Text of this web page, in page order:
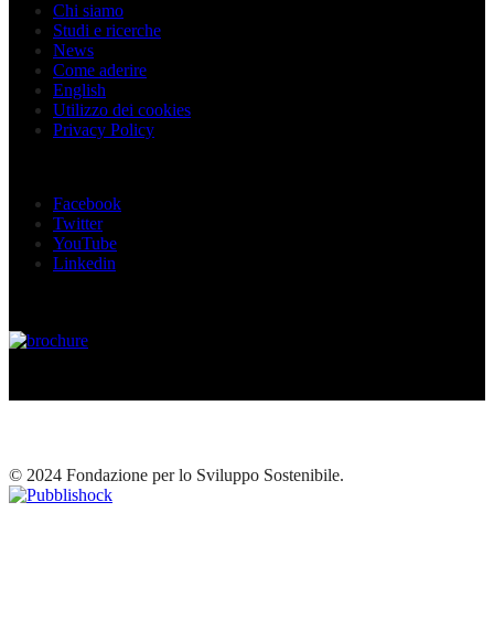
Chi siamo
Studi e ricerche
News
Come aderire
English
Utilizzo dei cookies
Privacy Policy
Facebook
Twitter
YouTube
Linkedin
© 2024 Fondazione per lo Sviluppo Sostenibile.